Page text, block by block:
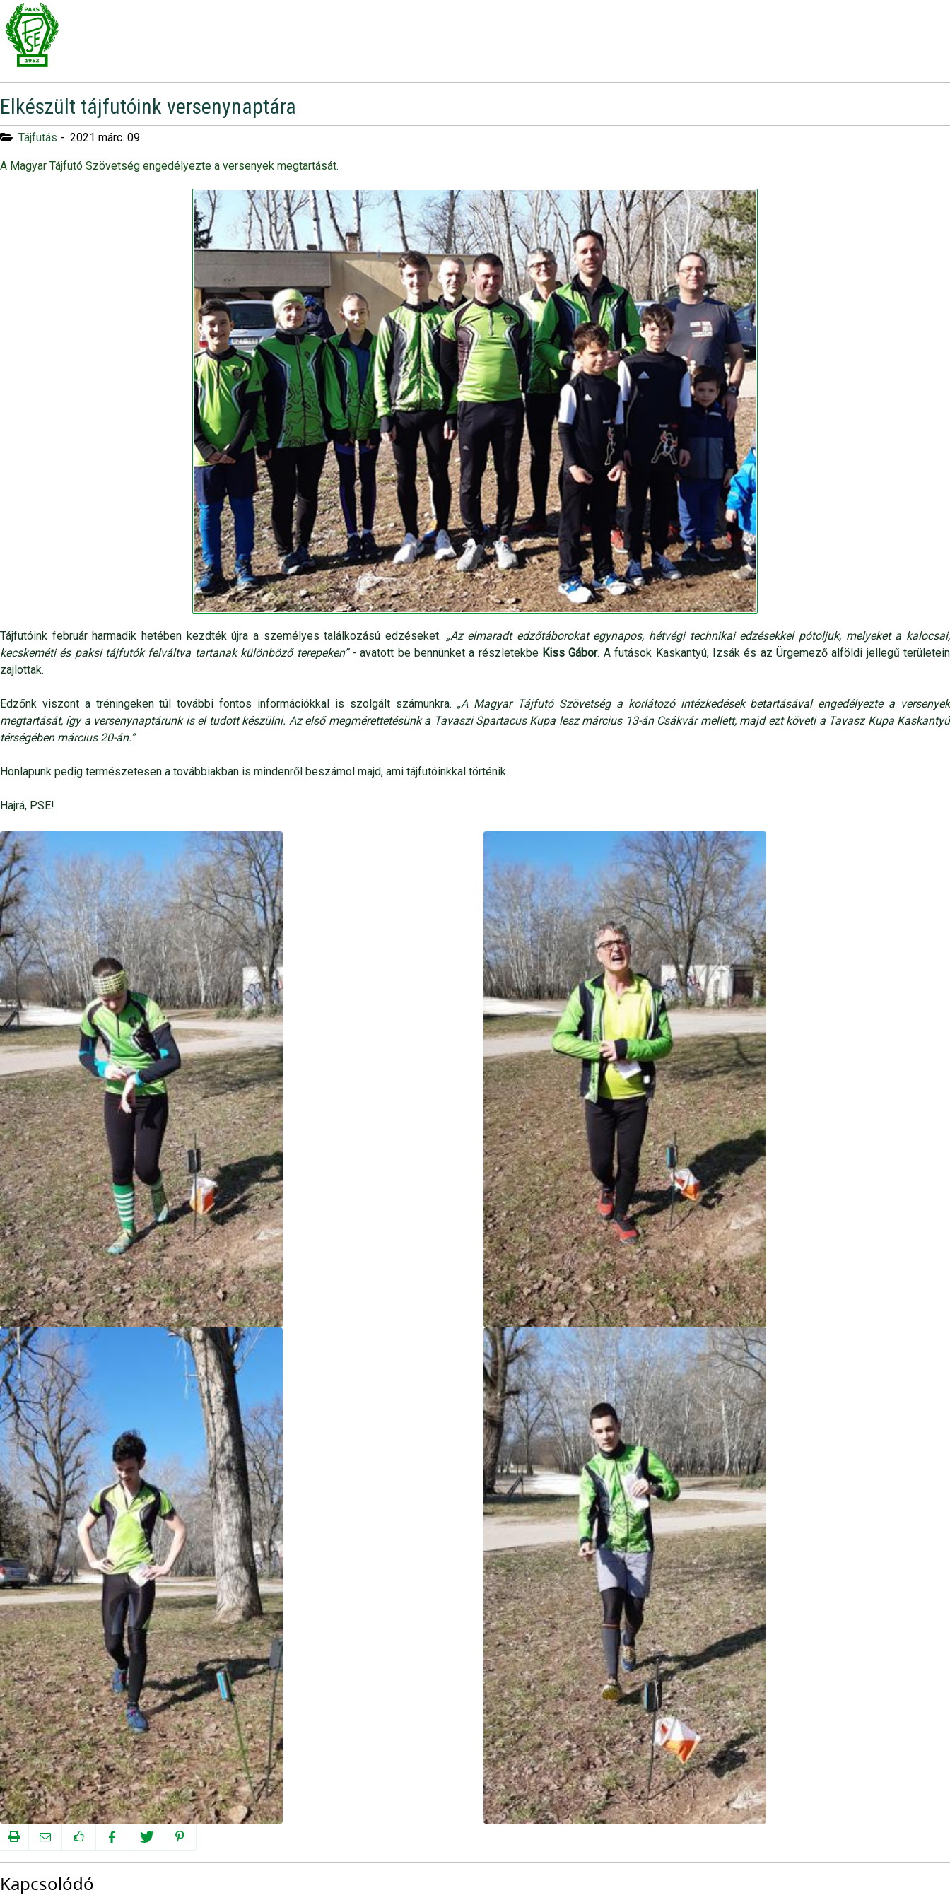
Elkészült tájfutóink versenynaptára
Tájfutás - 2021 márc. 09
A Magyar Tájfutó Szövetség engedélyezte a versenyek megtartását.
Tájfutóink február harmadik hetében kezdték újra a személyes találkozású edzéseket. „Az elmaradt edzőtáborokat egynapos, hétvégi technikai edzésekkel pótoljuk, melyeket a kalocsai,
kecskeméti és paksi tájfutók felváltva tartanak különböző terepeken”- avatott be bennünket a részletekbe Kiss Gábor. A futások Kaskantyú, Izsák és az Ürgemező alföldi jellegű területein
zajlottak.
Edzőnk viszont a tréningeken túl további fontos információkkal is szolgált számunkra. „A Magyar Tájfutó Szövetség a korlátozó intézkedések betartásával engedélyezte a versenyek
megtartását, így a versenynaptárunk is el tudott készülni. Az első megmérettetésünk a Tavaszi Spartacus Kupa lesz március 13-án Csákvár mellett, majd ezt követi a Tavasz Kupa Kaskantyú
térségében március 20-án.”
Honlapunk pedig természetesen a továbbiakban is mindenről beszámol majd, ami tájfutóinkkal történik.
Hajrá, PSE!
Kapcsolódó